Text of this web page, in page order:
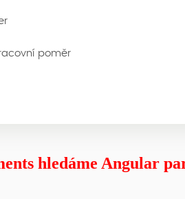
poměr
hledáme Angular